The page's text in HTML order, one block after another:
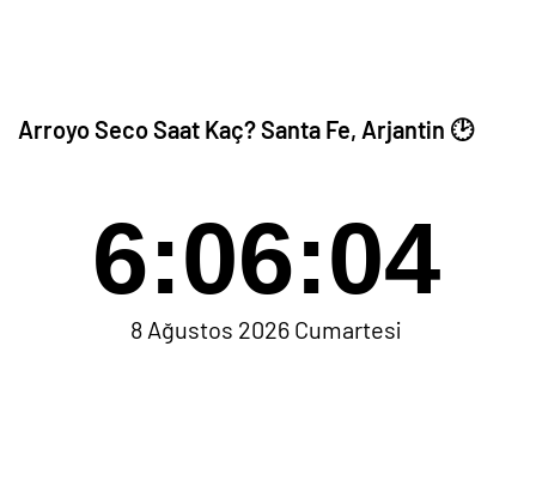
Arroyo Seco Saat Kaç? Santa Fe, Arjantin 🕑
6:06:04
8 Ağustos 2026 Cumartesi